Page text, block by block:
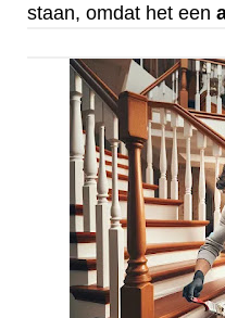
staan, omdat het een